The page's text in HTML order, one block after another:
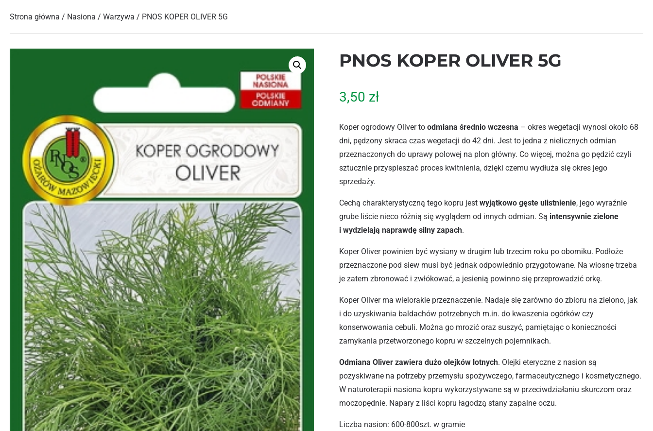
Strona główna / Nasiona / Warzywa / PNOS KOPER OLIVER 5G
PNOS KOPER OLIVER 5G
3,50 zł
Koper ogrodowy Oliver toodmiana średnio wczesna – okres wegetacji wynosi około 68
dni, pędzony skraca czas wegetacji do 42 dni. Jest to jedna z nielicznych odmian
przeznaczonych do uprawy polowej na plon główny. Co więcej, można go pędzić czyli
sztucznie przyspieszać proces kwitnienia, dzięki czemu wydłuża się okres jego
sprzedaży.
Cechą charakterystyczną tego kopru jestwyjątkowo gęste ulistnienie, jego wyraźnie
grube liście nieco różnią się wyglądem od innych odmian. Są intensywnie zielone
i wydzielają naprawdę silny zapach.
Koper Oliver powinien być wysiany w drugim lub trzecim roku po oborniku. Podłoże
przeznaczone pod siew musi być jednak odpowiednio przygotowane. Na wiosnę trzeba
je zatem zbronować i zwłókować, a jesienią powinno się przeprowadzić orkę.
Koper Oliver ma wielorakie przeznaczenie. Nadaje się zarówno do zbioru na zielono, jak
i do uzyskiwania baldachów potrzebnych m.in. do kwaszenia ogórków czy
konserwowania cebuli. Można go mrozić oraz suszyć, pamiętając o konieczności
zamykania przetworzonego kopru w szczelnych pojemnikach.
Odmiana Oliver zawiera dużo olejków lotnych. Olejki eteryczne z nasion są
pozyskiwane na potrzeby przemysłu spożywczego, farmaceutycznego i kosmetycznego.
W naturoterapii nasiona kopru wykorzystywane są w przeciwdziałaniu skurczom oraz
moczopędnie. Napary z liści kopru łagodzą stany zapalne oczu.
Liczba nasion: 600-800szt. w gramie